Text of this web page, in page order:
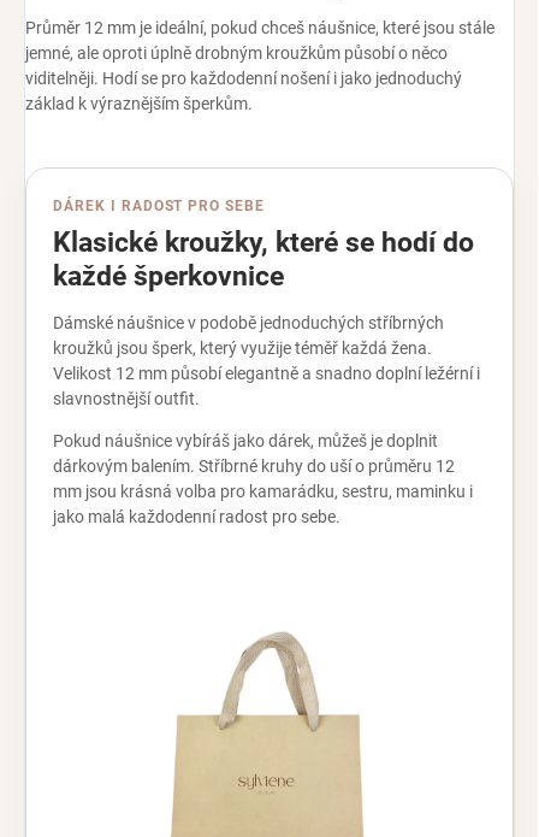
Průměr 12 mm je ideální, pokud chceš náušnice, které jsou stále
jemné, ale oproti úplně drobným kroužkům působí o něco
viditelněji. Hodí se pro každodenní nošení i jako jednoduchý
základ k výraznějším šperkům.
DÁREK I RADOST PRO SEBE
Klasické kroužky, které se hodí do
každé šperkovnice
Dámské náušnice v podobě jednoduchých stříbrných
kroužků jsou šperk, který využije téměř každá žena.
Velikost 12 mm působí elegantně a snadno doplní ležérní i
slavnostnější outfit.
Pokud náušnice vybíráš jako dárek, můžeš je doplnit
dárkovým balením. Stříbrné kruhy do uší o průměru 12
mm jsou krásná volba pro kamarádku, sestru, maminku i
jako malá každodenní radost pro sebe.